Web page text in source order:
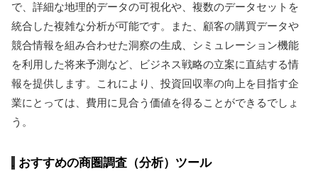
で、詳細な地理的データの可視化や、複数のデータセットを
統合した複雑な分析が可能です。また、顧客の購買データや
競合情報を組み合わせた洞察の生成、シミュレーション機能
を利用した将来予測など、ビジネス戦略の立案に直結する情
報を提供します。これにより、投資回収率の向上を目指す企
業にとっては、費用に見合う価値を得ることができるでしょ
う。
おすすめの商圏調査（分析）ツール